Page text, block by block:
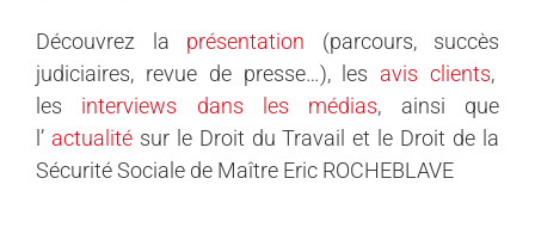
Découvrez la présentation (parcours, succès
judiciaires, revue de presse…), les avis clients,
les interviews dans les médias, ainsi que
l’ actualitésur le Droit du Travail et le Droit de la
Sécurité Sociale de Maître Eric ROCHEBLAVE